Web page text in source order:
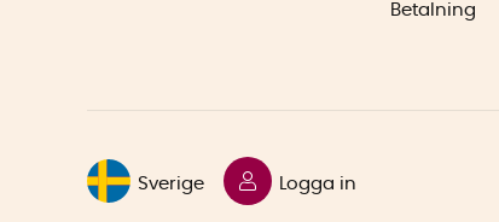
Betalning
Sverige Logga in